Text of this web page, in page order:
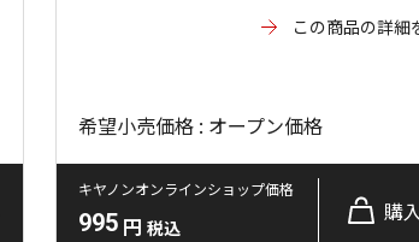
この商品の詳細
希望小売価格 : オープン価格
キヤノンオンラインショップ価格
995 円 税込
購